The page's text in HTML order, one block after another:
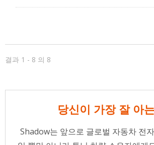
결과 1 - 8 의 8
당신이 가장 잘 아
Shadow는 앞으로 글로벌 자동차 전